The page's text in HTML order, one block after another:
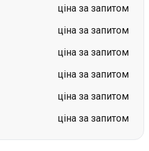
ціна за запитом
ціна за запитом
ціна за запитом
ціна за запитом
ціна за запитом
ціна за запитом